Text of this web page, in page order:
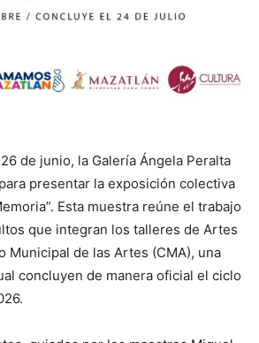
de junio, la Galería Ángela Peralta
presentar la exposición colectiva
Esta muestra reúne el trabajo
que integran los talleres de Artes
Municipal de las Artes (CMA), una
concluyen de manera oficial el ciclo